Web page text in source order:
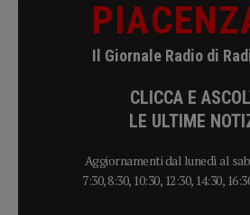
Il Giornale Radio di
CLICCA E
LE ULTIME
Aggiornamenti dal lunedì al
7:30, 8:30, 10:30, 12:30, 14:30,